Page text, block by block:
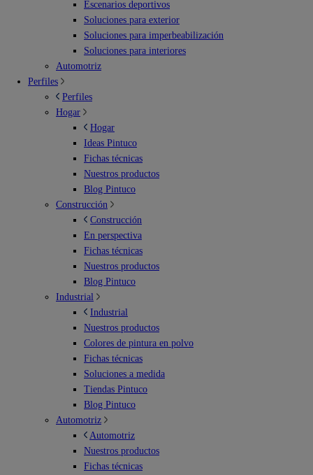
Escenarios deportivos
Soluciones para exterior
Soluciones para imperbeabilización
Soluciones para interiores
Automotriz
Perfiles
Perfiles
Hogar
Hogar
Ideas Pintuco
Fichas técnicas
Nuestros productos
Blog Pintuco
Construcción
Construcción
En perspectiva
Fichas técnicas
Nuestros productos
Blog Pintuco
Industrial
Industrial
Nuestros productos
Colores de pintura en polvo
Fichas técnicas
Soluciones a medida
Tiendas Pintuco
Blog Pintuco
Automotriz
Automotriz
Nuestros productos
Fichas técnicas